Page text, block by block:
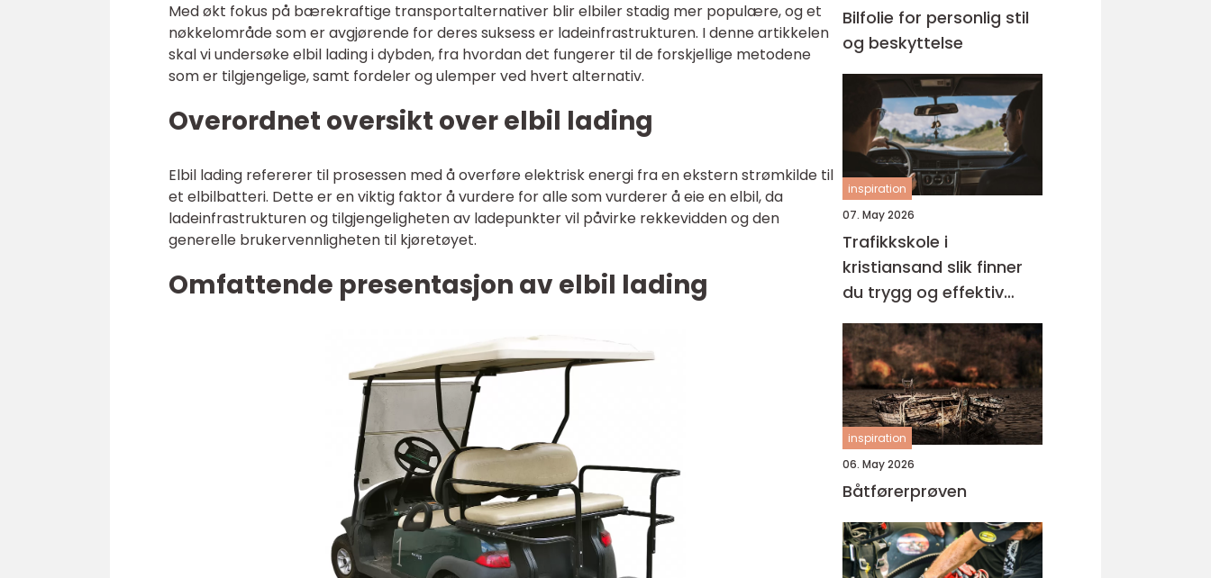
Med økt fokus på bærekraftige transportalternativer blir elbiler stadig mer populære, og et
nøkkelområde som er avgjørende for deres suksess er ladeinfrastrukturen. I denne artikkelen
skal vi undersøke elbil lading i dybden, fra hvordan det fungerer til de forskjellige metodene
som er tilgjengelige, samt fordeler og ulemper ved hvert alternativ.
Overordnet oversikt over elbil lading
Elbil lading refererer til prosessen med å overføre elektrisk energi fra en ekstern strømkilde til
et elbilbatteri. Dette er en viktig faktor å vurdere for alle som vurderer å eie en elbil, da
ladeinfrastrukturen og tilgjengeligheten av ladepunkter vil påvirke rekkevidden og den
generelle brukervennligheten til kjøretøyet.
Omfattende presentasjon av elbil lading
Bilfolie for personlig stil
og beskyttelse
inspiration
07. May 2026
Trafikkskole i
kristiansand slik finner
du trygg og effektiv
opplæring
inspiration
06. May 2026
Båtførerprøven